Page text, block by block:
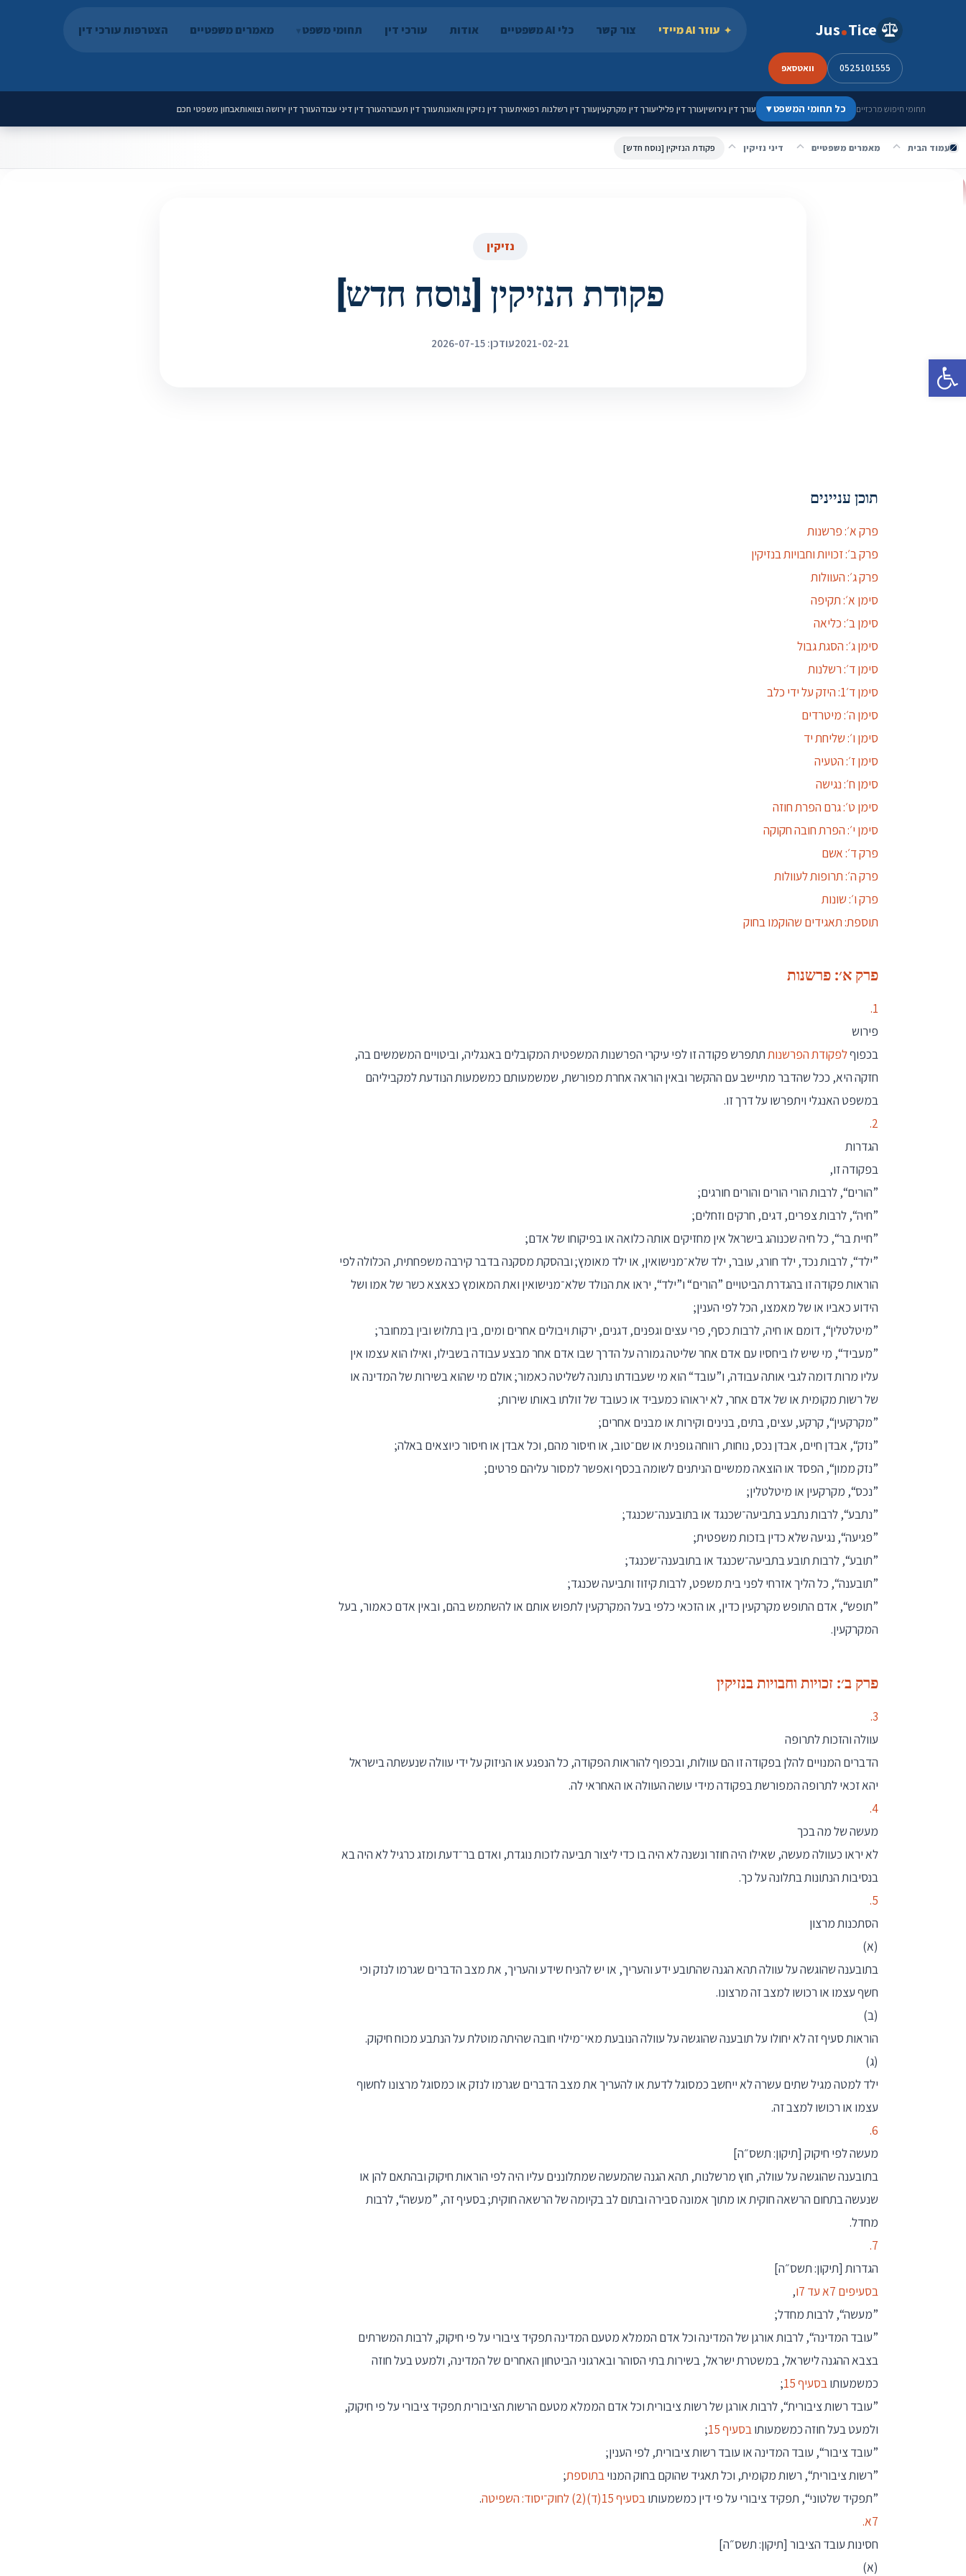
פתח סרגל נגישות
Jus Tice עוזר AI מיידי צור קשר כלי AI משפטיים אודות עורכי דין תחומי משפט מאמרים משפטיים הצטרפות עורכי דין
0525101555 וואטסאפ
תחומי חיפוש מרכזיים כל תחומי המשפט▾ עורך דין גירושיןעורך דין פליליעורך דין מקרקעיןעורך דין רשלנות רפואיתעורך דין נזיקין ותאונותעורך דין תעבורהעורך דין דיני עבודהעורך דין ירושה וצוואותאבחון משפטי חכם
עמוד הבית מאמרים משפטיים דיני נזיקין פקודת הנזיקין [נוסח חדש]
נזיקין
פקודת הנזיקין [נוסח חדש]
2021-02-21עודכן: 2026-07-15
תוכן עניינים
פרק א׳: פרשנות
פרק ב׳: זכויות וחבויות בנזיקין
פרק ג׳: העוולות
סימן א׳: תקיפה
סימן ב׳: כליאה
סימן ג׳: הסגת גבול
סימן ד׳: רשלנות
סימן ד׳1: היזק על ידי כלב
סימן ה׳: מיטרדים
סימן ו׳: שליחת יד
סימן ז׳: הטעיה
סימן ח׳: נגישה
סימן ט׳: גרם הפרת חוזה
סימן י׳: הפרת חובה חקוקה
פרק ד׳: אשם
פרק ה׳: תרופות לעוולות
פרק ו׳: שונות
תוספת: תאגידים שהוקמו בחוק
פרק א׳: פרשנות
1.
פירוש
בכפוףלפקודת הפרשנותתתפרש פקודה זו לפי עיקרי הפרשנות המשפטית המקובלים באנגליה, וביטויים המשמשים בה,
חזקה היא, ככל שהדבר מתיישב עם ההקשר ובאין הוראה אחרת מפורשת, שמשמעותם כמשמעות הנודעת למקביליהם
במשפט האנגלי ויתפרשו על דרך זו.
2.
הגדרות
בפקודה זו,
”הורים“, לרבות הורי הורים והורים חורגים;
”חיה“, לרבות צפרים, דגים, חרקים וזחלים;
”חיית בר“, כל חיה שכנוהג בישראל אין מחזיקים אותה כלואה או בפיקוחו של אדם;
”ילד“, לרבות נכד, ילד חורג, עובר, ילד שלא־מנישואין, או ילד מאומץ; ובהסקת מסקנה בדבר קירבה משפחתית, הכלולה לפי
הוראות פקודה זו בהגדרת הביטויים ”הורים“ ו”ילד“, יראו את הנולד שלא־מנישואין ואת המאומץ כצאצא כשר של אמו ושל
הידוע כאביו או של מאמצו, הכל לפי הענין;
”מיטלטלין“, דומם או חיה, לרבות כסף, פרי עצים וגפנים, דגנים, ירקות ויבולים אחרים ומים, בין בתלוש ובין במחובר;
”מעביד“, מי שיש לו ביחסיו עם אדם אחר שליטה גמורה על הדרך שבו אדם אחר מבצע עבודה בשבילו, ואילו הוא עצמו אין
עליו מרות דומה לגבי אותה עבודה, ו”עובד“ הוא מי שעבודתו נתונה לשליטה כאמור; אולם מי שהוא בשירות של המדינה או
של רשות מקומית או של אדם אחר, לא יראוהו כמעביד או כעובד של זולתו באותו שירות;
”מקרקעין“, קרקע, עצים, בתים, בנינים וקירות או מבנים אחרים;
”נזק“, אבדן חיים, אבדן נכס, נוחות, רווחה גופנית או שם־טוב, או חיסור מהם, וכל אבדן או חיסור כיוצאים באלה;
”נזק ממון“, הפסד או הוצאה ממשיים הניתנים לשומה בכסף ואפשר למסור עליהם פרטים;
”נכס“, מקרקעין או מיטלטלין;
”נתבע“, לרבות נתבע בתביעה־שכנגד או בתובענה־שכנגד;
”פגיעה“, נגיעה שלא כדין בזכות משפטית;
”תובע“, לרבות תובע בתביעה־שכנגד או בתובענה־שכנגד;
”תובענה“, כל הליך אזרחי לפני בית משפט, לרבות קיזוז ותביעה שכנגד;
”תופש“, אדם התופש מקרקעין כדין, או הזכאי כלפי בעל המקרקעין לתפוש אותם או להשתמש בהם, ובאין אדם כאמור, בעל
המקרקעין.
פרק ב׳: זכויות וחבויות בנזיקין
3.
עוולה והזכות לתרופה
הדברים המנויים להלן בפקודה זו הם עוולות, ובכפוף להוראות הפקודה, כל הנפגע או הניזוק על ידי עוולה שנעשתה בישראל
יהא זכאי לתרופה המפורשת בפקודה מידי עושה העוולה או האחראי לה.
4.
מעשה של מה בכך
לא יראו כעוולה מעשה, שאילו היה חוזר ונשנה לא היה בו כדי ליצור תביעה לזכות נוגדת, ואדם בר־דעת ומזג כרגיל לא היה בא
בנסיבות הנתונות בתלונה על כך.
5.
הסתכנות מרצון
(א)
בתובענה שהוגשה על עוולה תהא הגנה שהתובע ידע והעריך, או יש להניח שידע והעריך, את מצב הדברים שגרמו לנזק וכי
חשף עצמו או רכושו למצב זה מרצונו.
(ב)
הוראות סעיף זה לא יחולו על תובענה שהוגשה על עוולה הנובעת מאי־מילוי חובה שהיתה מוטלת על הנתבע מכוח חיקוק.
(ג)
ילד למטה מגיל שתים עשרה לא ייחשב כמסוגל לדעת או להעריך את מצב הדברים שגרמו לנזק או כמסוגל מרצונו לחשוף
עצמו או רכושו למצב זה.
6.
מעשה לפי חיקוק [תיקון: תשס״ה]
בתובענה שהוגשה על עוולה, חוץ מרשלנות, תהא הגנה שהמעשה שמתלוננים עליו היה לפי הוראות חיקוק ובהתאם להן או
שנעשה בתחום הרשאה חוקית או מתוך אמונה סבירה ובתום לב בקיומה של הרשאה חוקית; בסעיף זה, ”מעשה“, לרבות
מחדל.
7.
הגדרות [תיקון: תשס״ה]
בסעיפים 7א עד 7ו
,
”מעשה“, לרבות מחדל;
”עובד המדינה“, לרבות אורגן של המדינה וכל אדם הממלא מטעם המדינה תפקיד ציבורי על פי חיקוק, לרבות המשרתים
בצבא ההגנה לישראל, במשטרת ישראל, בשירות בתי הסוהר ובארגוני הביטחון האחרים של המדינה, ולמעט בעל חוזה
כמשמעותו בסעיף 15
;
”עובד רשות ציבורית“, לרבות אורגן של רשות ציבורית וכל אדם הממלא מטעם הרשות הציבורית תפקיד ציבורי על פי חיקוק,
ולמעט בעל חוזה כמשמעותו בסעיף 15
;
”עובד ציבור“, עובד המדינה או עובד רשות ציבורית, לפי הענין;
”רשות ציבורית“, רשות מקומית, וכל תאגיד שהוקם בחוק המנוי בתוספת;
”תפקיד שלטוני“, תפקיד ציבורי על פי דין כמשמעותו בסעיף 15(ד)(2) לחוק־יסוד: השפיטה
.
7א.
חסינות עובד הציבור [תיקון: תשס״ה]
(א)